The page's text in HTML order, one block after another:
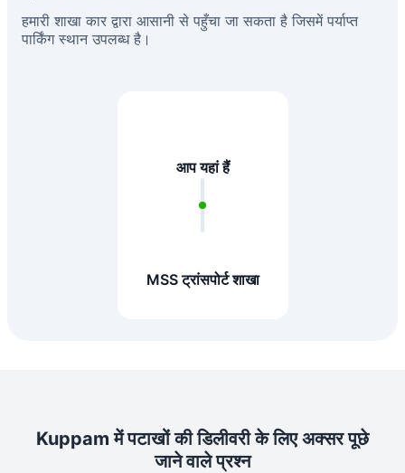
हमारी शाखा कार द्वारा आसानी से पहुँचा जा सकता है जिसमें पर्याप्त
पार्किंग स्थान उपलब्ध है।
आप यहां हैं
MSS ट्रांसपोर्ट शाखा
Kuppam में पटाखों की डिलीवरी के लिए अक्सर पूछे
जाने वाले प्रश्न